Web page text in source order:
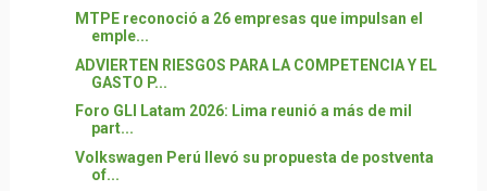
MTPE reconoció a 26 empresas que impulsan el
emple...
ADVIERTEN RIESGOS PARA LA COMPETENCIA Y EL
GASTO P...
Foro GLI Latam 2026: Lima reunió a más de mil
part...
Volkswagen Perú llevó su propuesta de postventa
of...